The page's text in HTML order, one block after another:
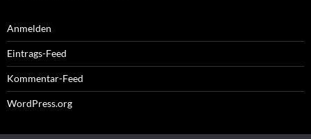
Anmelden
Eintrags-Feed
Kommentar-Feed
WordPress.org